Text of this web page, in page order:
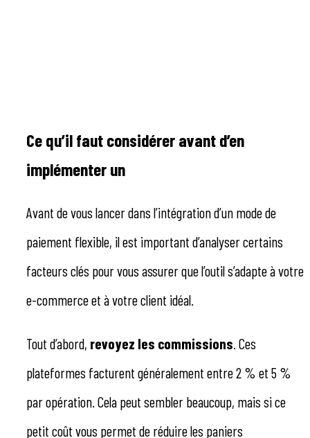
Ce qu’il faut considérer avant d’en
implémenter un
Avant de vous lancer dans l’intégration d’un mode de
paiement flexible, il est important d’analyser certains
facteurs clés pour vous assurer que l’outil s’adapte à votre
e-commerce et à votre client idéal.
Tout d’abord, revoyez les commissions. Ces
plateformes facturent généralement entre 2 % et 5 %
par opération. Cela peut sembler beaucoup, mais si ce
petit coût vous permet de réduire les paniers